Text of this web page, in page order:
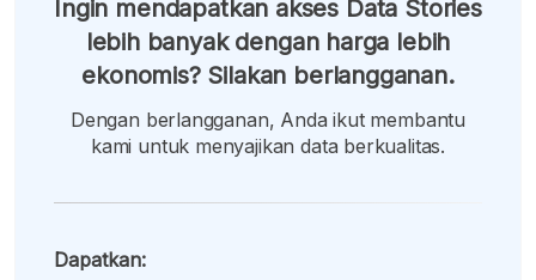
Ingin mendapatkan akses Data Stories
lebih banyak dengan harga lebih
ekonomis? Silakan berlangganan.
Dengan berlangganan, Anda ikut membantu
kami untuk menyajikan data berkualitas.
Dapatkan: